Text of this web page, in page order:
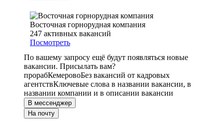
Восточная горнорудная компания
247 активных вакансий
Посмотреть
По вашему запросу ещё будут появляться новые
вакансии. Присылать вам?
прорабКемеровоБез вакансий от кадровых
агентствКлючевые слова в названии вакансии, в
названии компании и в описании вакансии
В мессенджер
На почту